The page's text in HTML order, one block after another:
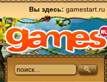
Вы здесь: gamestart.ru